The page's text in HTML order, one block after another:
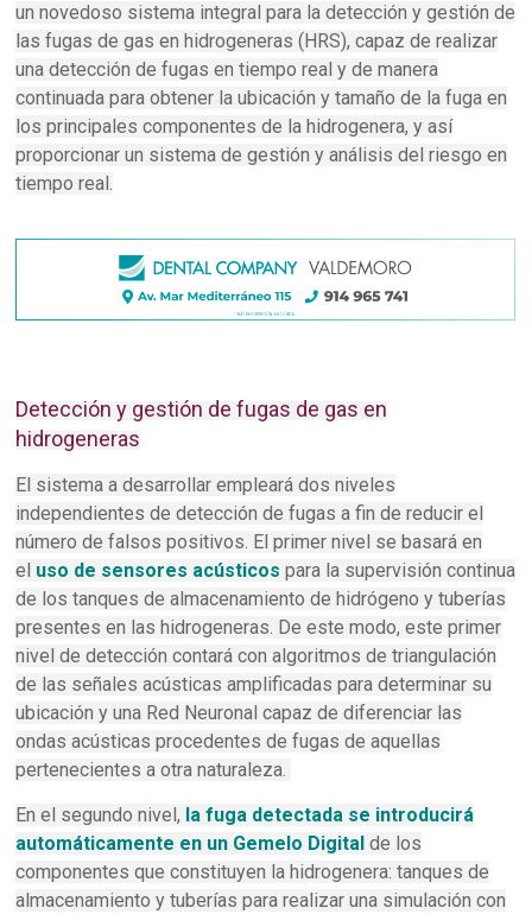
un novedoso sistema integral para la detección y gestión de
las fugas de gas en hidrogeneras (HRS), capaz de realizar
una detección de fugas en tiempo real y de manera
continuada para obtener la ubicación y tamaño de la fuga en
los principales componentes de la hidrogenera, y así
proporcionar un sistema de gestión y análisis del riesgo en
tiempo real.
Detección y gestión de fugas de gas en
hidrogeneras
El sistema a desarrollar empleará dos niveles
independientes de detección de fugas a fin de reducir el
número de falsos positivos. El primer nivel se basará en
el uso de sensores acústicos para la supervisión continua
de los tanques de almacenamiento de hidrógeno y tuberías
presentes en las hidrogeneras. De este modo, este primer
nivel de detección contará con algoritmos de triangulación
de las señales acústicas amplificadas para determinar su
ubicación y una Red Neuronal capaz de diferenciar las
ondas acústicas procedentes de fugas de aquellas
pertenecientes a otra naturaleza.
En el segundo nivel, la fuga detectada se introducirá
automáticamente en un Gemelo Digital de los
componentes que constituyen la hidrogenera: tanques de
almacenamiento y tuberías para realizar una simulación con